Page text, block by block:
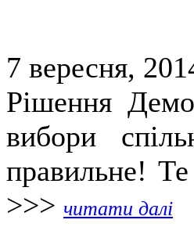
7 вересня,
Рішення
вибори
правильне!
>>> читати далі